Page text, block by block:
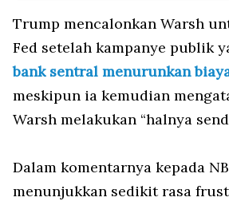
Trump mencalonkan Warsh
Fed setelah kampanye publik
bank sentral menurunkan
meskipun ia kemudian
Warsh melakukan “halnya
Dalam komentarnya kepada
menunjukkan sedikit rasa